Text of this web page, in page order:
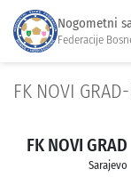
Nogometni
Federacije
FK NOVI
FK NOVI GRAD
Sarajevo